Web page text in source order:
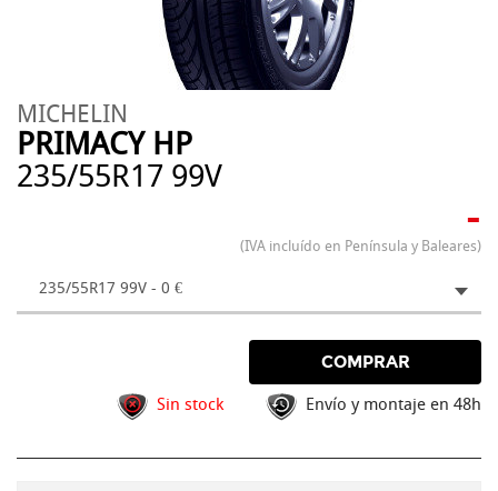
MICHELIN
PRIMACY HP
235/55R17 99V
-
(IVA incluído en Península y Baleares)
235/55R17 99V - 0 €
COMPRAR
Sin stock Envío y montaje en 48h